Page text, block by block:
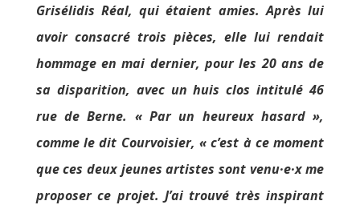
Grisélidis Réal, qui étaient amies. Après lui
avoir consacré trois pièces, elle lui rendait
hommage en mai dernier, pour les 20 ans de
sa disparition, avec un huis clos intitulé 46
rue de Berne. « Par un heureux hasard »,
comme le dit Courvoisier, « c’est à ce moment
que ces deux jeunes artistes sont venu·e·x me
proposer ce projet. J’ai trouvé très inspirant